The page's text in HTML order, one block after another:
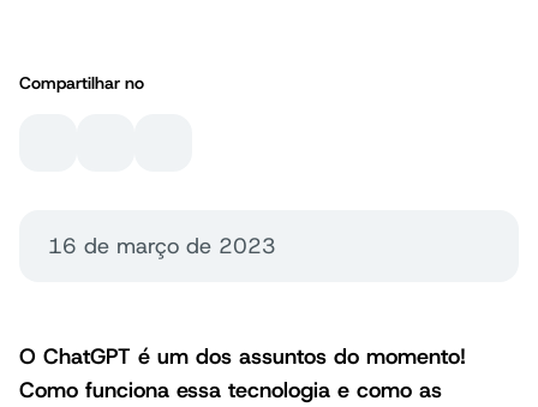
Compartilhar no
16 de março de 2023
O ChatGPT é um dos assuntos do momento!
Como funciona essa tecnologia e como as